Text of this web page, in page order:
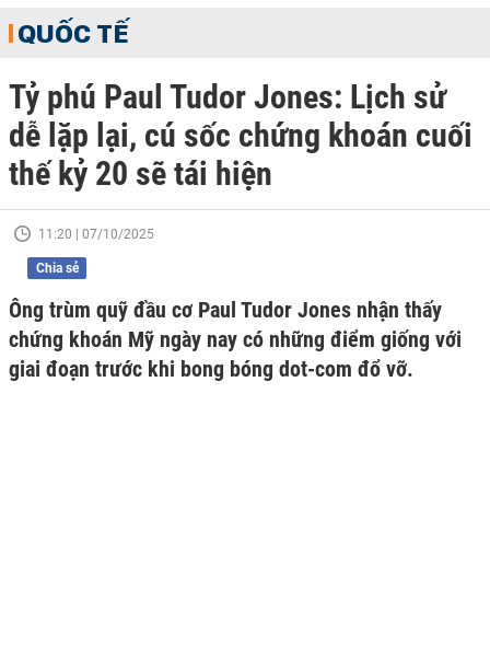
QUỐC TẾ
Tỷ phú Paul Tudor Jones: Lịch sử
dễ lặp lại, cú sốc chứng khoán cuối
thế kỷ 20 sẽ tái hiện
11:20 | 07/10/2025
Chia sẻ
Ông trùm quỹ đầu cơ Paul Tudor Jones nhận thấy
chứng khoán Mỹ ngày nay có những điểm giống với
giai đoạn trước khi bong bóng dot-com đổ vỡ.